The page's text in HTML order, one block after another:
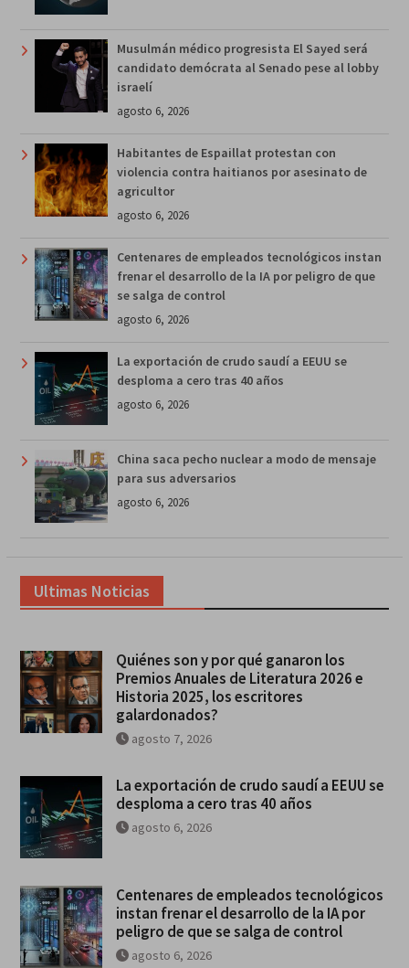
Musulmán médico progresista El Sayed será
candidato demócrata al Senado pese al lobby
israelí
agosto 6, 2026
Habitantes de Espaillat protestan con
violencia contra haitianos por asesinato de
agricultor
agosto 6, 2026
Centenares de empleados tecnológicos instan
frenar el desarrollo de la IA por peligro de que
se salga de control
agosto 6, 2026
La exportación de crudo saudí a EEUU se
desploma a cero tras 40 años
agosto 6, 2026
China saca pecho nuclear a modo de mensaje
para sus adversarios
agosto 6, 2026
Ultimas Noticias
Quiénes son y por qué ganaron los
Premios Anuales de Literatura 2026 e
Historia 2025, los escritores
galardonados?
agosto 7, 2026
La exportación de crudo saudí a EEUU se
desploma a cero tras 40 años
agosto 6, 2026
Centenares de empleados tecnológicos
instan frenar el desarrollo de la IA por
peligro de que se salga de control
agosto 6, 2026